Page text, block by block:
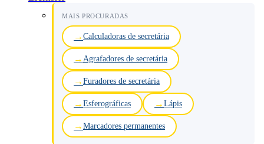
MAIS PROCURADAS
Calculadoras de secretária
Agrafadores de secretária
Furadores de secretária
Esferográficas Lápis
Marcadores permanentes